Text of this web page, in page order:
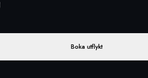
Boka utflykt